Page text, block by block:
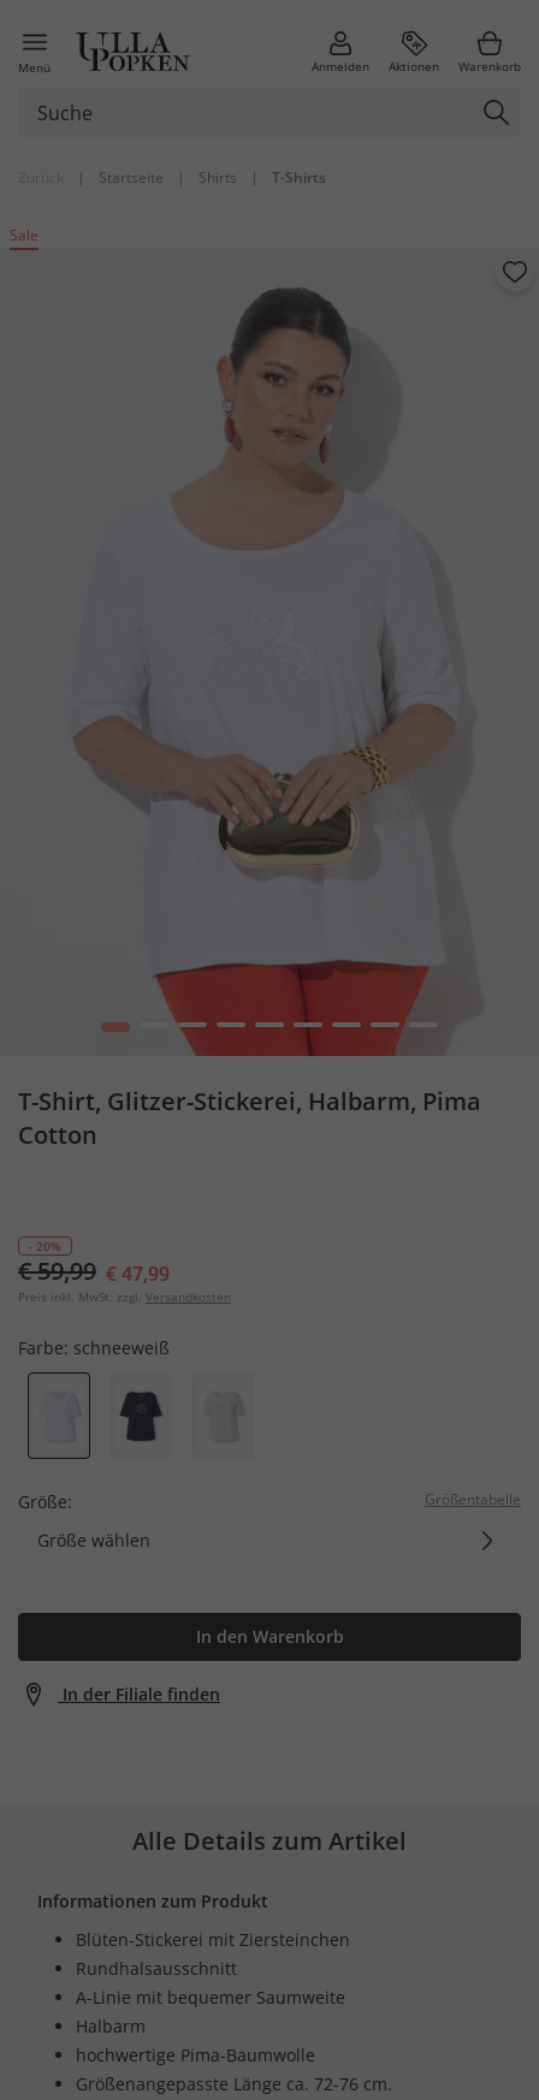
Menü Anmelden Aktionen Warenkorb
| Startseite | Shirts | T-Shirts
Sale
1 3 4 5 6 7 8 9
T-Shirt, Glitzer-Stickerei, Halbarm, Pima
Cotton
- 20%
€ 59,99 € 47,99
Preis inkl. MwSt. zzgl. Versandkosten
Farbe: schneeweiß
Größe: Größentabelle
Größe wählen
In den Warenkorb
In der Filiale finden
Alle Details zum Artikel
Informationen zum Produkt
Blüten-Stickerei mit Ziersteinchen
Rundhalsausschnitt
A-Linie mit bequemer Saumweite
Halbarm
hochwertige Pima-Baumwolle
Größenangepasste Länge ca. 72-76 cm.